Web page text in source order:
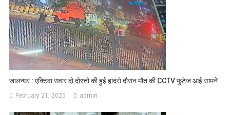
जालन्धर : एक्टिवा सवार दो दोस्तों की हुई हादसे दौरान मौत की CCTV फुटेज आई सामने
February 21, 2025 admin